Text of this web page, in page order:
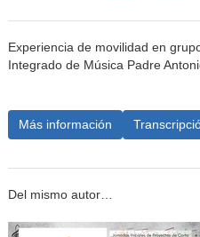
Experiencia de movilidad en
Integrado de Música Padre
Más información
Del mismo autor…